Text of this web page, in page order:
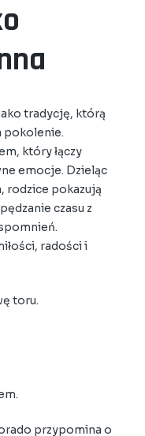
tradycję, którą
pokolenie.
który łączy
emocje. Dzieląc
rodzice pokazują
czasu z
radości i
toru.
przypomina o